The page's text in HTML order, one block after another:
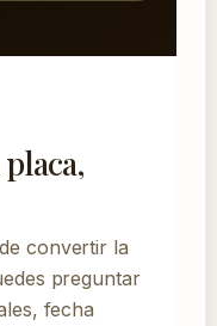
convertir la
preguntar
fecha